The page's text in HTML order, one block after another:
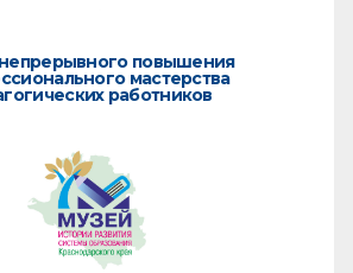
повышения
мастерства
работников